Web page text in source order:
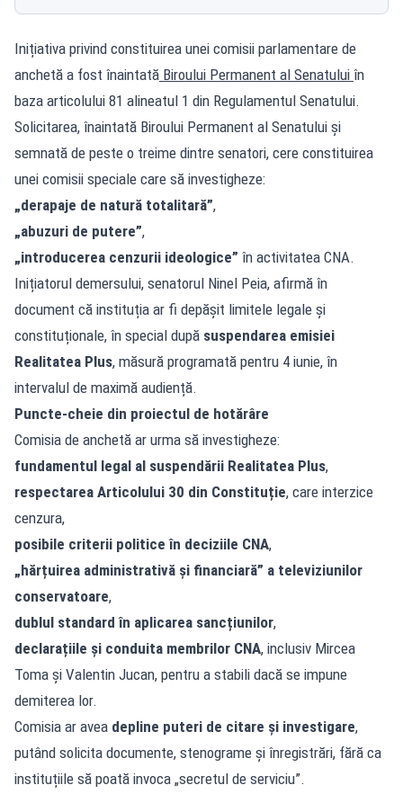
Inițiativa privind constituirea unei comisii parlamentare de
anchetă a fost înaintată Biroului Permanent al Senatului în
baza articolului 81 alineatul 1 din Regulamentul Senatului.
Solicitarea, înaintată Biroului Permanent al Senatului și
semnată de peste o treime dintre senatori, cere constituirea
unei comisii speciale care să investigheze:
„derapaje de natură totalitară”,
„abuzuri de putere”,
„introducerea cenzurii ideologice” în activitatea CNA.
Inițiatorul demersului, senatorul Ninel Peia, afirmă în
document că instituția ar fi depășit limitele legale și
constituționale, în special după suspendarea emisiei
Realitatea Plus, măsură programată pentru 4 iunie, în
intervalul de maximă audiență.
Puncte-cheie din proiectul de hotărâre
Comisia de anchetă ar urma să investigheze:
fundamentul legal al suspendării Realitatea Plus,
respectarea Articolului 30 din Constituție, care interzice
cenzura,
posibile criterii politice în deciziile CNA,
„hărțuirea administrativă și financiară” a televiziunilor
conservatoare,
dublul standard în aplicarea sancțiunilor,
declarațiile și conduita membrilor CNA, inclusiv Mircea
Toma și Valentin Jucan, pentru a stabili dacă se impune
demiterea lor.
Comisia ar avea depline puteri de citare și investigare,
putând solicita documente, stenograme și înregistrări, fără ca
instituțiile să poată invoca „secretul de serviciu”.